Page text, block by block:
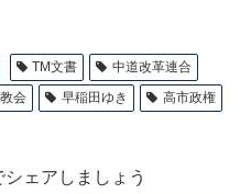
TM文書
中道改革連合
会 早稲田ゆき
高市政権
ェアしましょう